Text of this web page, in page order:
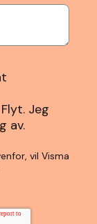
Jeg
av.
vil Visma